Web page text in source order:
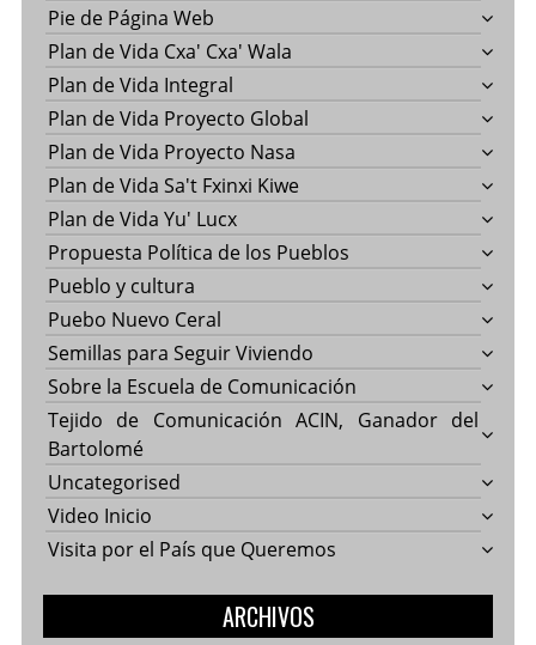
Pie de Página Web
Plan de Vida Cxa' Cxa' Wala
Plan de Vida Integral
Plan de Vida Proyecto Global
Plan de Vida Proyecto Nasa
Plan de Vida Sa't Fxinxi Kiwe
Plan de Vida Yu' Lucx
Propuesta Política de los Pueblos
Pueblo y cultura
Puebo Nuevo Ceral
Semillas para Seguir Viviendo
Sobre la Escuela de Comunicación
Tejido de Comunicación ACIN, Ganador del
Bartolomé
Uncategorised
Video Inicio
Visita por el País que Queremos
ARCHIVOS